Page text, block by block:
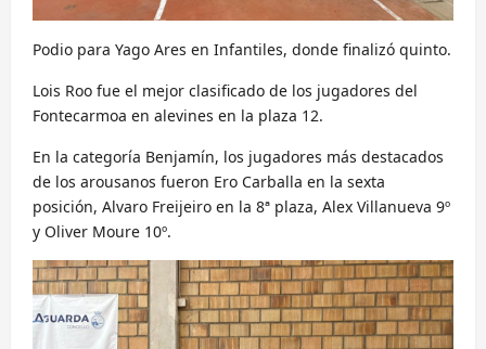
Podio para Yago Ares en Infantiles, donde finalizó quinto.
Lois Roo fue el mejor clasificado de los jugadores del
Fontecarmoa en alevines en la plaza 12.
En la categoría Benjamín, los jugadores más destacados
de los arousanos fueron Ero Carballa en la sexta
posición, Alvaro Freijeiro en la 8ª plaza, Alex Villanueva 9º
y Oliver Moure 10º.